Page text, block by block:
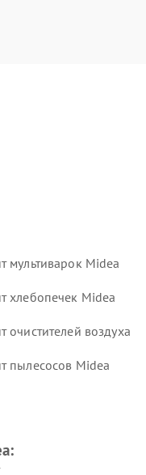
мультиварок Midea
хлебопечек Midea
очистителей воздуха
пылесосов Midea